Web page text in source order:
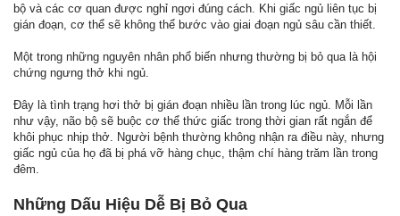
bộ và các cơ quan được nghỉ ngơi đúng cách. Khi giấc ngủ liên tục bị
gián đoạn, cơ thể sẽ không thể bước vào giai đoạn ngủ sâu cần thiết.
Một trong những nguyên nhân phổ biến nhưng thường bị bỏ qua là hội
chứng ngưng thở khi ngủ.
Đây là tình trạng hơi thở bị gián đoạn nhiều lần trong lúc ngủ. Mỗi lần
như vậy, não bộ sẽ buộc cơ thể thức giấc trong thời gian rất ngắn để
khôi phục nhịp thở. Người bệnh thường không nhận ra điều này, nhưng
giấc ngủ của họ đã bị phá vỡ hàng chục, thậm chí hàng trăm lần trong
đêm.
Những Dấu Hiệu Dễ Bị Bỏ Qua